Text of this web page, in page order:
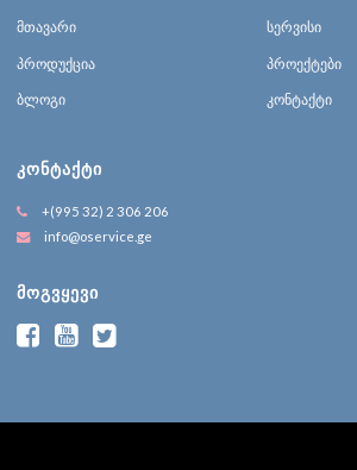
მთავარი სერვისი
პროდუქცია პროექტები
ბლოგი კონტაქტი
ᲙᲝᲜᲢᲐᲥᲢᲘ
+(995 32) 2 306 206
info@oservice.ge
ᲛᲝᲒᲕᲧᲔᲕᲘ